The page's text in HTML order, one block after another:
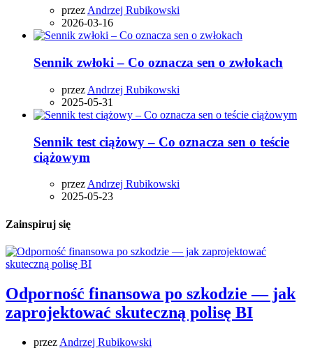
przezAndrzej Rubikowski
2026-03-16
Sennik zwłoki – Co oznacza sen o zwłokach
przez Andrzej Rubikowski
2025-05-31
Sennik test ciążowy – Co oznacza sen o teście
ciążowym
przez Andrzej Rubikowski
2025-05-23
Zainspiruj się
Odporność finansowa po szkodzie — jak
zaprojektować skuteczną polisę BI
przez Andrzej Rubikowski